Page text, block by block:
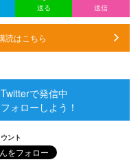
送る 送信
読はこちら
で発信中
ォローしよう！
ント